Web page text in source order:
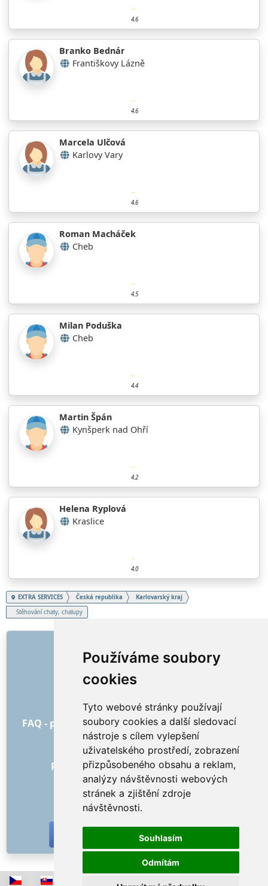
Používáme soubory
cookies
Tyto webové stránky používají
soubory cookies a další sledovací
nástroje s cílem vylepšení
uživatelského prostředí, zobrazení
přizpůsobeného obsahu a reklam,
analýzy návštěvnosti webových
stránek a zjištění zdroje
návštěvnosti.
Souhlasím
Odmítám
4.6
Branko Bednár
Františkovy Lázně
4.6
Marcela Ulčová
Karlovy Vary
4.6
Roman Macháček
Cheb
4.5
Milan Poduška
Cheb
4.4
Martin Špán
Kynšperk nad Ohří
4.2
Helena Ryplová
Kraslice
4.0
EXTRA SERVICES Česká republika
Karlovarský kraj
Stěhování chaty, chalupy
O nás
Jak to všechno začalo
Všeobecné obchodní podmínky
FAQ - pro objednatele FAQ - pro poskytovatele
Reklama a marketing
Blog
Recenze objednávek s hodnocením
Kontakt
SOCIÁLNÍ SÍTĚ